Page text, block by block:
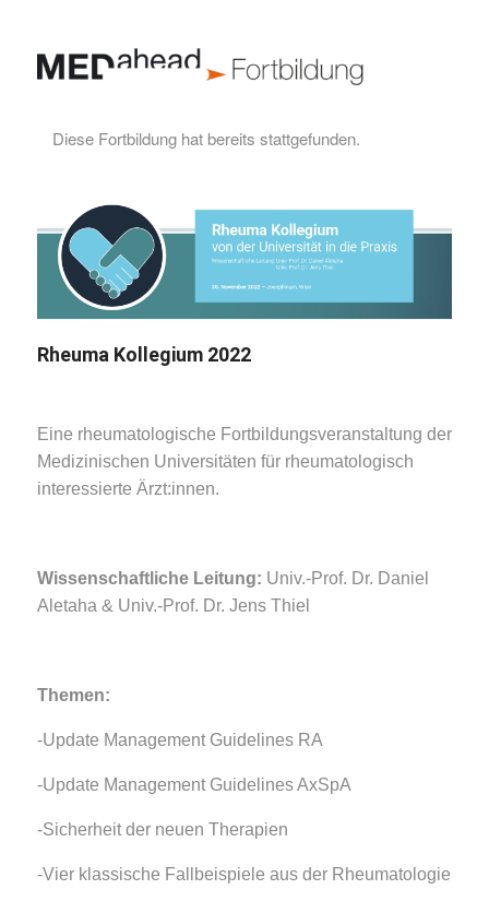
Diese Fortbildung hat bereits stattgefunden.
Rheuma Kollegium 2022
Eine rheumatologische Fortbildungsveranstaltung der
Medizinischen Universitäten für rheumatologisch
interessierte Ärzt:innen.
Wissenschaftliche Leitung: Univ.-Prof. Dr. Daniel
Aletaha & Univ.-Prof. Dr. Jens Thiel
Themen:
-Update Management Guidelines RA
-Update Management Guidelines AxSpA
-Sicherheit der neuen Therapien
-Vier klassische Fallbeispiele aus der Rheumatologie